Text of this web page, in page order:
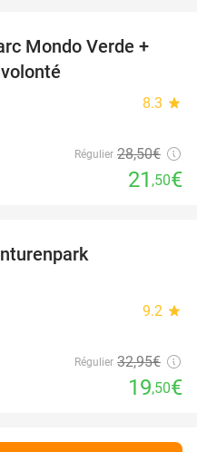
25%
Mondo Verde +
8.3 star
Régulier 28,50€
21 ,50€
9.2 star
Régulier 32,95€
19,50€